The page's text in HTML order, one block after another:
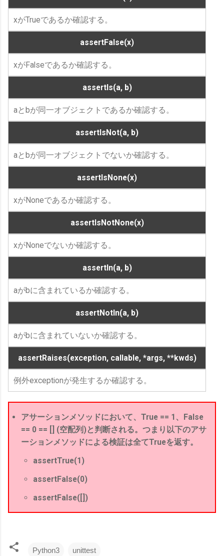
xがTrueであるか確認する。
assertFalse(x)
xがFalseであるか確認する。
assertIs(a, b)
aとbが同一オブジェクトであるか確認する。
assertIsNot(a, b)
aとbが同一オブジェクトでないか確認する。
assertIsNone(x)
xがNoneであるか確認する。
assertIsNotNone(x)
xがNoneでないか確認する。
assertIn(a, b)
aがbに含まれているか確認する。
assertNotIn(a, b)
aがbに含まれていないか確認する。
assertRaises(exception, callable, *args, **kwds)
例外exceptionが発生するか確認する。
アサーションメソッドにおいて、True == 1、False
== 0 == [] (空配列)と判断される。つまり以下のアサ
ーションメソッドによる検証は全てTrueを返す。
assertTrue(1)
assertFalse(0)
assertFalse([])
Python3 unittest